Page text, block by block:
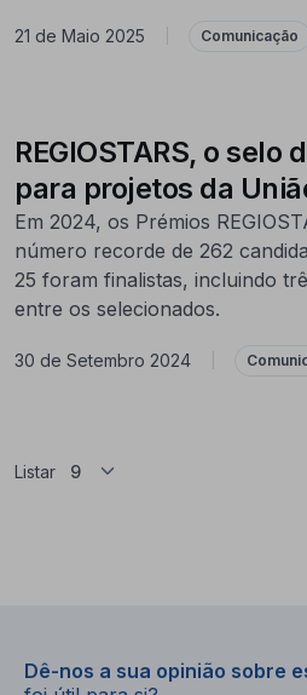
21 de Maio 2025 Comunicação
REGIOSTARS, o selo
para projetos da
Em 2024, os Prémios
número recorde de 262
25 foram finalistas, incluindo
entre os selecionados.
30 de Setembro 2024
Listar
Dê-nos a sua opinião sobre